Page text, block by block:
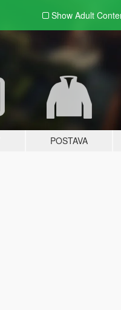
Show Adult
POSTAVA